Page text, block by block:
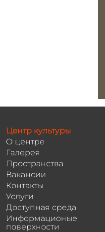
Центр культуры
О центре
Галерея
Пространства
Вакансии
Контакты
Услуги
Доступная среда
Информационые
поверхности